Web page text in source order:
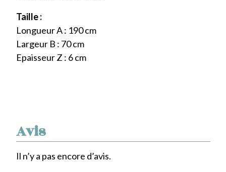
Avis
Il n’y a pas encore d’avis.
Taille :
Longueur A : 190 cm
Largeur B : 70 cm
Epaisseur Z : 6 cm